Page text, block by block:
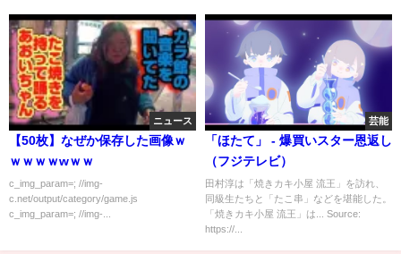
ニュース
【50枚】なぜか保存した画像ｗ
ｗｗｗｗwｗｗ
c_img_param=; //img-
c.net/output/category/game.js
c_img_param=; //img-...
芸能
「ほたて」 - 爆買いスター恩返し
（フジテレビ）
田村淳は「焼きカキ小屋 流王」を訪れ、
同級生たちと「たこ串」などを堪能した。
「焼きカキ小屋 流王」は... Source:
https://...